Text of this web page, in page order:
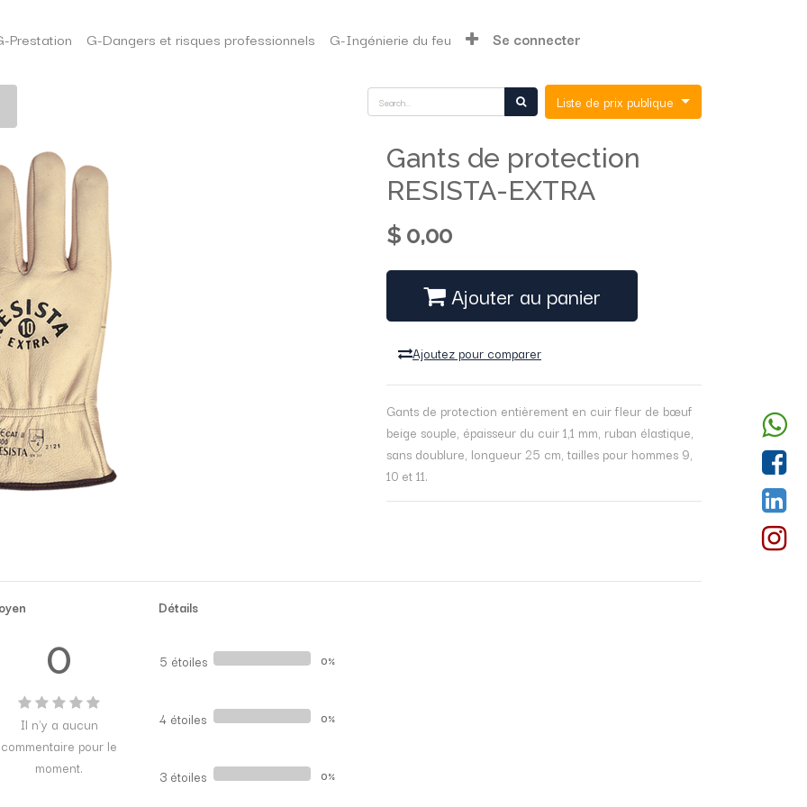
Prestation G-Dangers et risques professionnels G-Ingénierie du feu Se connecter
Liste de prix publique
Gants de protection
RESISTA-EXTRA
$ 0,00
Ajouter au panier
Ajoutez pour comparer
Gants de protection entièrement en cuir fleur de bœuf
beige souple, épaisseur du cuir 1,1 mm, ruban élastique,
sans doublure, longueur 25 cm, tailles pour hommes 9,
10 et 11.
0
Il n'y a aucun
commentaire pour le
moment.
Détails
5 étoiles 0%
4 étoiles 0%
3 étoiles 0%